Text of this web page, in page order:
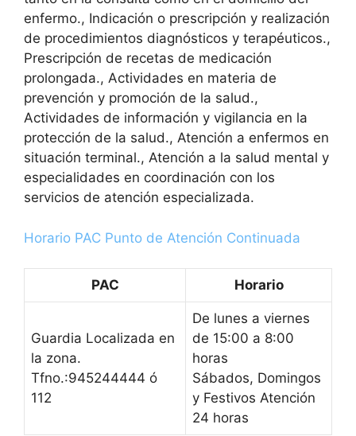
enfermo., Indicación o prescripción y realización
de procedimientos diagnósticos y terapéuticos.,
Prescripción de recetas de medicación
prolongada., Actividades en materia de
prevención y promoción de la salud.,
Actividades de información y vigilancia en la
protección de la salud., Atención a enfermos en
situación terminal., Atención a la salud mental y
especialidades en coordinación con los
servicios de atención especializada.
Horario PAC Punto de Atención Continuada
PAC Horario
Guardia Localizada en
la zona.
Tfno.:945244444 ó
112
De lunes a viernes
de 15:00 a 8:00
horas
Sábados, Domingos
y Festivos Atención
24 horas